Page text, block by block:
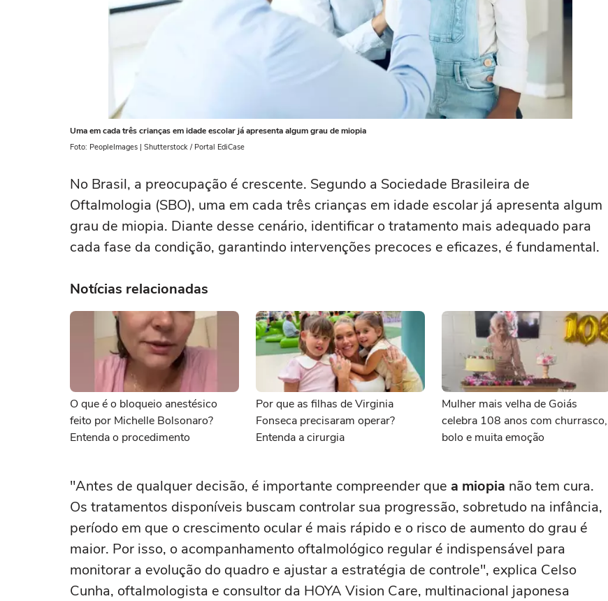
Uma em cada três crianças em idade escolar já apresenta algum grau de miopia
Foto: PeopleImages | Shutterstock / Portal EdiCase
No Brasil, a preocupação é crescente. Segundo a Sociedade Brasileira de
Oftalmologia (SBO), uma em cada três crianças em idade escolar já apresenta algum
grau de miopia. Diante desse cenário, identificar o tratamento mais adequado para
cada fase da condição, garantindo intervenções precoces e eficazes, é fundamental.
Notícias relacionadas
O que é o bloqueio anestésico
feito por Michelle Bolsonaro?
Entenda o procedimento
Por que as filhas de Virginia
Fonseca precisaram operar?
Entenda a cirurgia
Mulher mais velha de Goiás
celebra 108 anos com churrasco,
bolo e muita emoção
"Antes de qualquer decisão, é importante compreender que a miopia não tem cura.
Os tratamentos disponíveis buscam controlar sua progressão, sobretudo na infância,
período em que o crescimento ocular é mais rápido e o risco de aumento do grau é
maior. Por isso, o acompanhamento oftalmológico regular é indispensável para
monitorar a evolução do quadro e ajustar a estratégia de controle", explica Celso
Cunha, oftalmologista e consultor da HOYA Vision Care, multinacional japonesa